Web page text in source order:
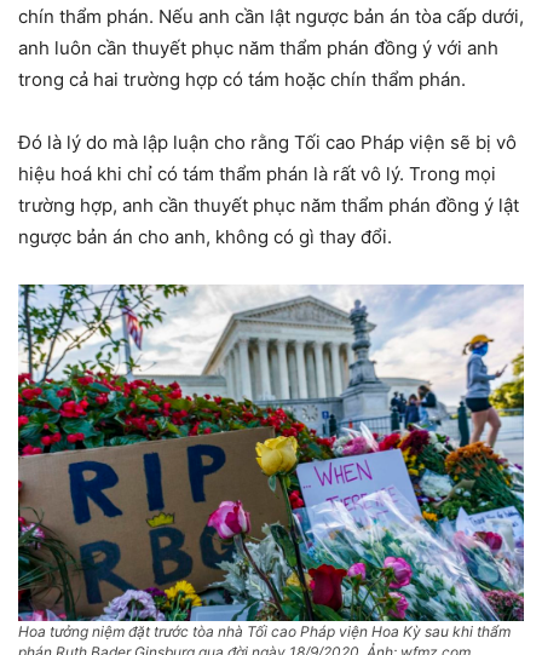
chín thẩm phán. Nếu anh cần lật ngược bản án tòa cấp dưới,
anh luôn cần thuyết phục năm thẩm phán đồng ý với anh
trong cả hai trường hợp có tám hoặc chín thẩm phán.
Đó là lý do mà lập luận cho rằng Tối cao Pháp viện sẽ bị vô
hiệu hoá khi chỉ có tám thẩm phán là rất vô lý. Trong mọi
trường hợp, anh cần thuyết phục năm thẩm phán đồng ý lật
ngược bản án cho anh, không có gì thay đổi.
Hoa tưởng niệm đặt trước tòa nhà Tối cao Pháp viện Hoa Kỳ sau khi thẩm